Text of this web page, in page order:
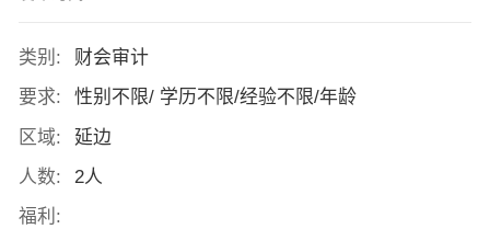
类别:
财会审计
要求:
性别不限/ 学历不限/经验不限/年龄
区域:
延边
人数:
2人
福利: